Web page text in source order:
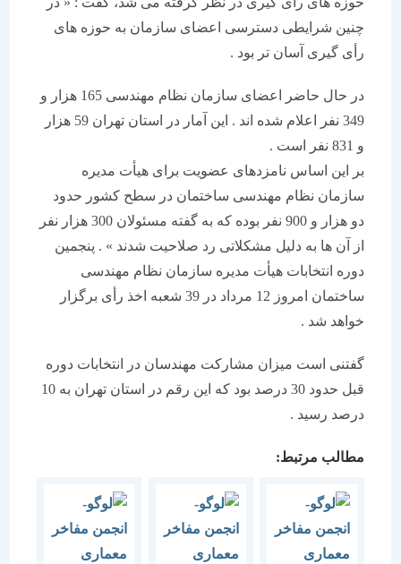
چنین شرایطی دسترسی اعضای سازمان به حوزه های
رأی گیری آسان تر بود .
در حال حاضر اعضای سازمان نظام مهندسی 165 هزار و
349 نفر اعلام شده اند . این آمار در استان تهران 59 هزار
بر این اساس نامزدهای عضویت برای هیأت مدیره
سازمان نظام مهندسی ساختمان در سطح کشور حدود
دو هزار و 900 نفر بوده که به گفته مسئولان 300 هزار نفر
از آن ها به دلیل مشکلاتی رد صلاحیت شدند » . پنجمین
دوره انتخابات هیأت مدیره سازمان نظام مهندسی
ساختمان امروز 12 مرداد در 39 شعبه اخذ رأی برگزار
خواهد شد .
گفتنی است میزان مشارکت مهندسان در انتخابات دوره
قبل حدود 30 درصد بود که این رقم در استان تهران به 10
درصد رسید .
مطالب مرتبط: